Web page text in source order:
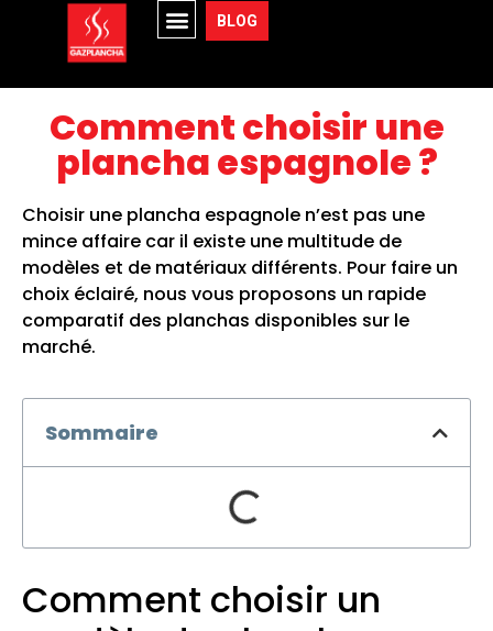
BLOG
Comment choisir une
plancha espagnole ?
Choisir une plancha espagnole n’est pas une
mince affaire car il existe une multitude de
modèles et de matériaux différents. Pour faire un
choix éclairé, nous vous proposons un rapide
comparatif des planchas disponibles sur le
marché.
Sommaire
Comment choisir un